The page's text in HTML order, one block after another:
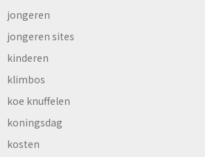
jongeren
jongeren sites
kinderen
klimbos
koe knuffelen
koningsdag
kosten